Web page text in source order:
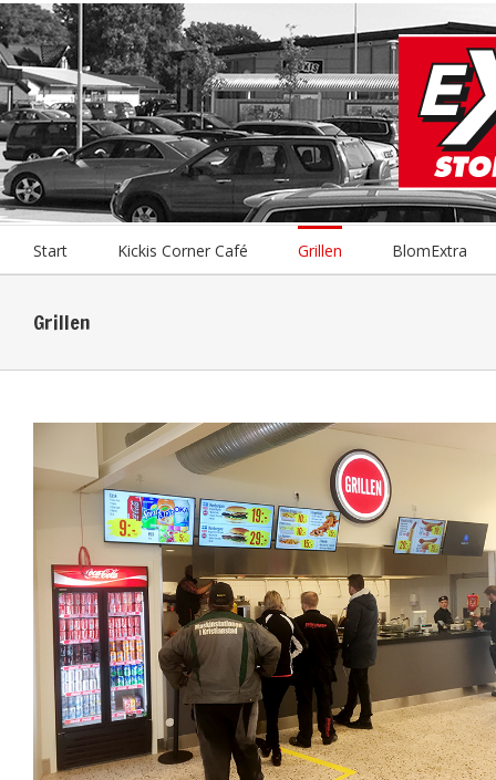
Fortsätt
till
innehållet
Sök
Start Kickis Corner Café Grillen BlomExtra
Grillen